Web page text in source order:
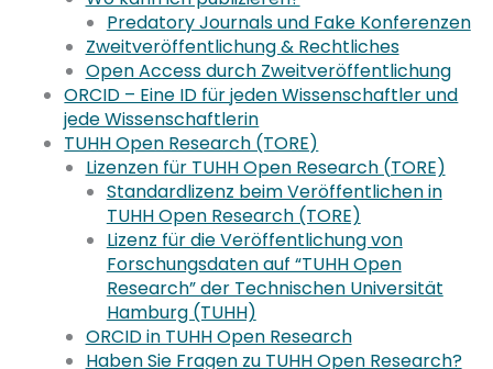
Predatory Journals und Fake Konferenzen
Zweitveröffentlichung & Rechtliches
Open Access durch Zweitveröffentlichung
ORCID – Eine ID für jeden Wissenschaftler und
jede Wissenschaftlerin
TUHH Open Research (TORE)
Lizenzen für TUHH Open Research (TORE)
Standardlizenz beim Veröffentlichen in
TUHH Open Research (TORE)
Lizenz für die Veröffentlichung von
Forschungsdaten auf “TUHH Open
Research” der Technischen Universität
Hamburg (TUHH)
ORCID in TUHH Open Research
Haben Sie Fragen zu TUHH Open Research?